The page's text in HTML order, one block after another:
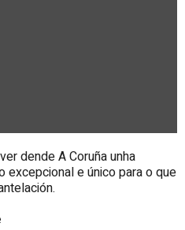
dende A Coruña unha
e único para o que